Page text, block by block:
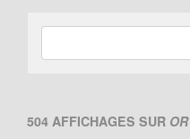
504 AFFICHAGES SUR OR